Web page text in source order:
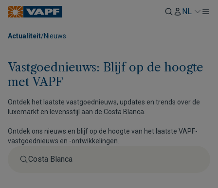
NL
Actualiteit/Nieuws
Vastgoednieuws: Blijf op de hoogte
met VAPF
Ontdek het laatste vastgoednieuws, updates en trends over de
luxemarkt en levensstijl aan de Costa Blanca.
Ontdek ons nieuws en blijf op de hoogte van het laatste VAPF-
vastgoednieuws en -ontwikkelingen.